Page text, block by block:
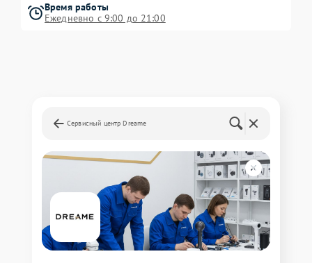
Время работы
Ежедневно с 9:00 до 21:00
Сервисный центр Dreame